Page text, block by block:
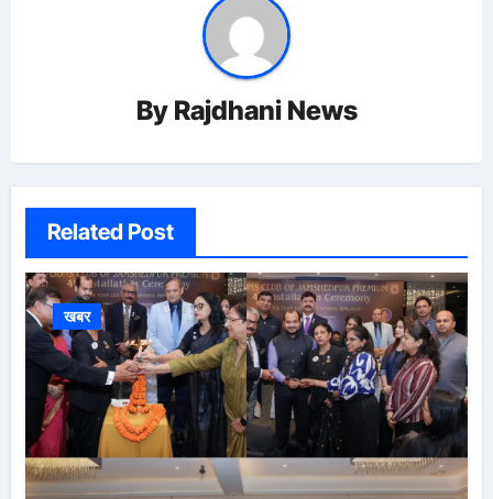
By Rajdhani News
Related Post
खबर